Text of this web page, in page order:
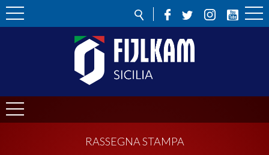
RASSEGNA STAMPA